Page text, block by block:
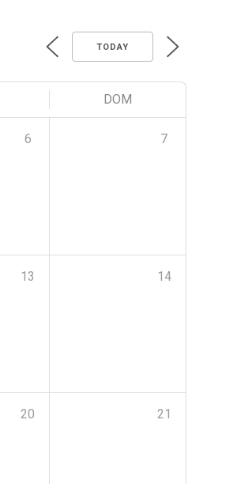
TODAY
DOM
6 7
13 14
20 21